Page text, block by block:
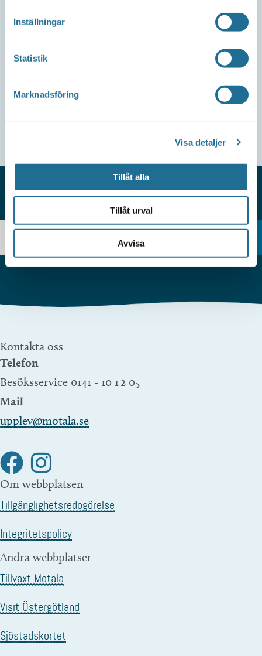
Inställningar
Statistik
Marknadsföring
Visa detaljer
Tillåt alla
Tillåt urval
Avvisa
HITTAR DU INTE VAD DU SÖKER?
Kontakta oss
Telefon
Besöksservice 0141 - 10 1 2 05
Mail
upplev@motala.se
Om webbplatsen
Tillgänglighetsredogörelse
Integritetspolicy
Andra webbplatser
Tillväxt Motala
Visit Östergötland
Sjöstadskortet